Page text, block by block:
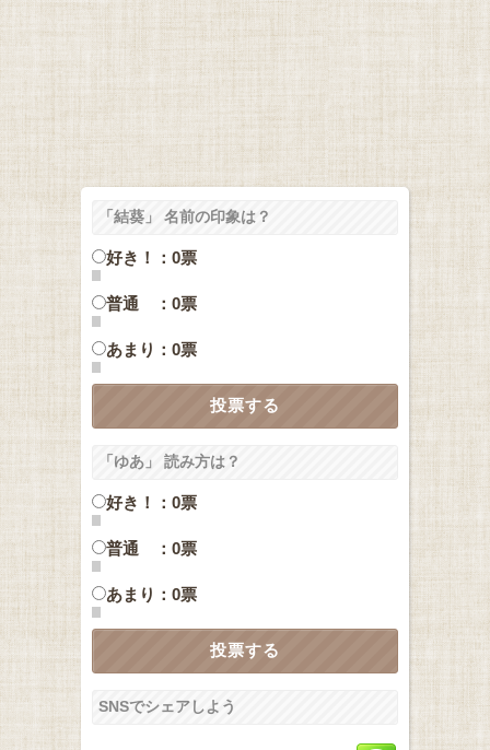
「結葵」 名前の印象は？
好き！：0票
普通 ：0票
あまり：0票
「ゆあ」 読み方は？
好き！：0票
普通 ：0票
あまり：0票
SNSでシェアしよう